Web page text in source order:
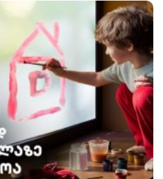
ამჟამად სწავლობენ სტუ-ის
ისინი სწავლას იმავე
მიქანაძის თქმით,
რეფორმის ფარგლებში
ორმა რეგიონულმა
სახელობის ზუგდიდის
და სამცხე-ჯავახეთის
რომლებიც ტურიზმის
აღნიშნა, რომ რეგიონულ
მიმართულებებად
სფეროები: პედაგოგიკა,
განისაზღვრა, რის
რომლებსაც ახალი